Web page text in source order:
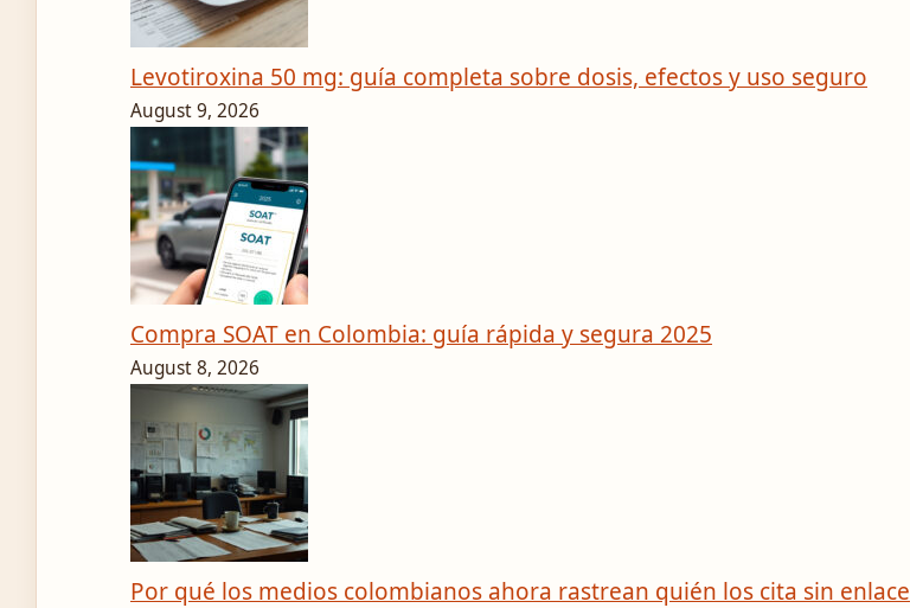
Levotiroxina 50 mg: guía completa sobre dosis, efectos y uso seguro
August 9, 2026
Compra SOAT en Colombia: guía rápida y segura 2025
August 8, 2026
Por qué los medios colombianos ahora rastrean quién los cita sin enlace